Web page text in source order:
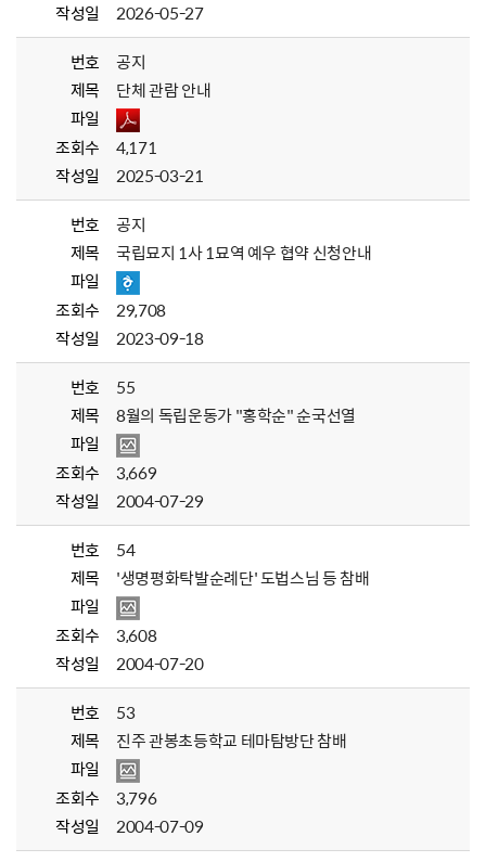
작성일
2026-05-27
번호
공지
제목
단체 관람 안내
파일
조회수
4,171
작성일
2025-03-21
번호
공지
제목
국립묘지 1사 1묘역 예우 협약 신청안내
파일
조회수
29,708
작성일
2023-09-18
번호
55
제목
8월의 독립운동가 "홍학순" 순국선열
파일
조회수
3,669
작성일
2004-07-29
번호
54
제목
'생명평화탁발순례단' 도법스님 등 참배
파일
조회수
3,608
작성일
2004-07-20
번호
53
제목
진주 관봉초등학교 테마탐방단 참배
파일
조회수
3,796
작성일
2004-07-09